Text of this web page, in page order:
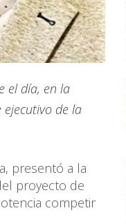
el día, en la
ejecutivo de la
presentó a la
proyecto de
competir